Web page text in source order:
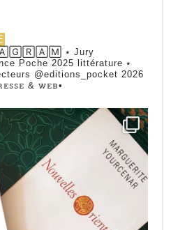
⭑ Jury
Poche 2025 littérature ⭑
@editions_pocket 2026
& ꮃꭼᏼ•